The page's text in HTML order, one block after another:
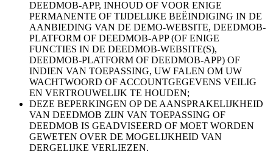
DEEDMOB-APP, INHOUD OF VOOR ENIGE
PERMANENTE OF TIJDELIJKE BEËINDIGING IN DE
AANBIEDING VAN DE DEMO-WEBSITE, DEEDMOB-
PLATFORM OF DEEDMOB-APP (OF ENIGE
FUNCTIES IN DE DEEDMOB-WEBSITE(S),
DEEDMOB-PLATFORM OF DEEDMOB-APP) OF
INDIEN VAN TOEPASSING, UW FALEN OM UW
WACHTWOORD OF ACCOUNTGEGEVENS VEILIG
EN VERTROUWELIJK TE HOUDEN;
DEZE BEPERKINGEN OP DE AANSPRAKELIJKHEID
VAN DEEDMOB ZIJN VAN TOEPASSING OF
DEEDMOB IS GEADVISEERD OF MOET WORDEN
GEWETEN OVER DE MOGELIJKHEID VAN
DERGELIJKE VERLIEZEN.